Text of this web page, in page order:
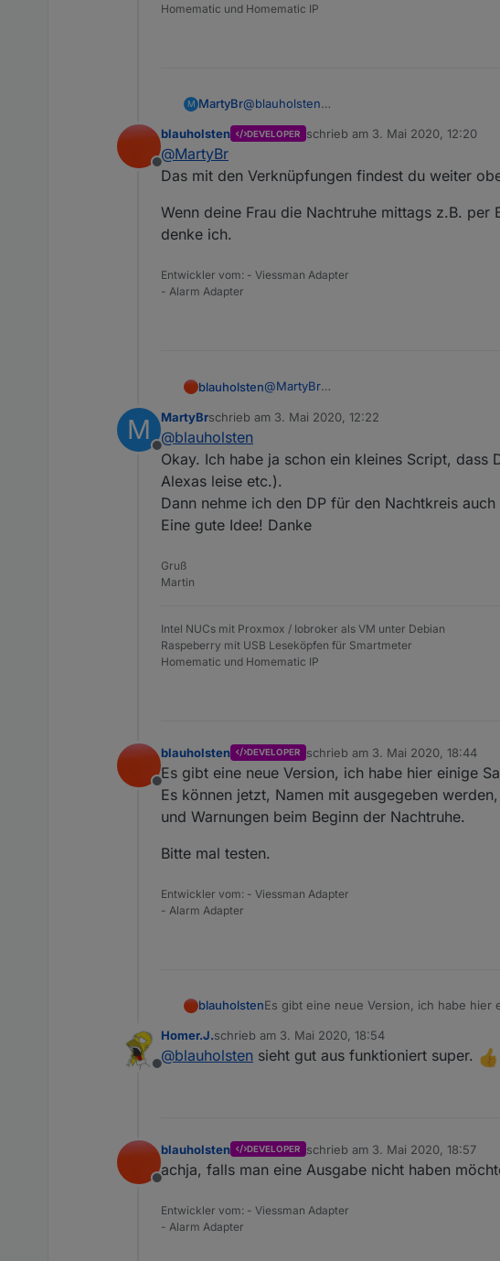
Homematic und Homematic IP
M MartyBr@blauholsten
Meine Frau legt Mittags auch bis zu 3
Hast du ein Beispiel für mich, wie ich die
Dann kann ich mal versuchen das bei mir
Wie schaltet man die Verknüpfungen? Hast
Offline
blauholsten DEVELOPER schrieb am 3. Mai 2020, 12:20
zuletzt editiert von
@MartyBr
Das mit den Verknüpfungen findest du weiter
Wenn deine Frau die Nachtruhe mittags z.B.
denke ich.
Entwickler vom: - Viessman Adapter
- Alarm Adapter
blauholsten@MartyBr
Wenn deine Frau die Nachtruhe mittags z.B. per Button de/aktiviert
M
Offline
MartyBrschrieb am 3. Mai 2020, 12:22
zuletzt editiert von
@blauholsten
Okay. Ich habe ja schon ein kleines Script,
Alexas leise etc.).
Dann nehme ich den DP für den Nachtkreis auch
Eine gute Idee! Danke
Gruß
Martin
Intel NUCs mit Proxmox / Iobroker als VM unter Debian
Raspeberry mit USB Leseköpfen für Smartmeter
Homematic und Homematic IP
Offline
blauholsten DEVELOPER schrieb am 3. Mai 2020, 18:44
zuletzt editiert von
Es gibt eine neue Version, ich habe hier einige
Es können jetzt, Namen mit ausgegeben
und Warnungen beim Beginn der Nachtruhe.
Bitte mal testen.
Entwickler vom: - Viessman Adapter
- Alarm Adapter
blauholstenEs gibt eine neue Version, ich habe hier
Warnungen beim Beginn der Nachtruhe.
Bitte mal testen.
Offline
Homer.J.schrieb am 3. Mai 2020, 18:54
zuletzt editiert von
@blauholsten sieht gut aus funktioniert super.
Offline
blauholsten DEVELOPER schrieb am 3. Mai 2020, 18:57
zuletzt editiert von
achja, falls man eine Ausgabe nicht haben
Entwickler vom: - Viessman Adapter
- Alarm Adapter